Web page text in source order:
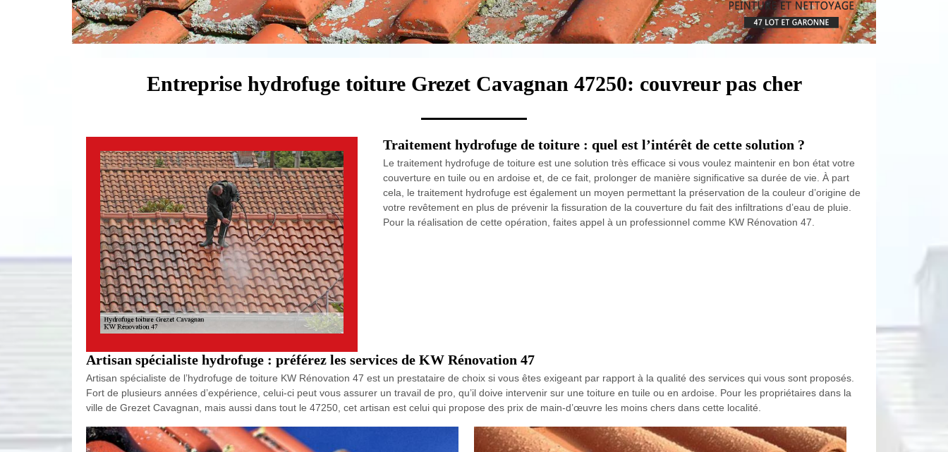
Entreprise hydrofuge toiture Grezet Cavagnan 47250: couvreur pas cher
Traitement hydrofuge de toiture : quel est l’intérêt de cette solution ?
Le traitement hydrofuge de toiture est une solution très efficace si vous voulez maintenir en bon état votre
couverture en tuile ou en ardoise et, de ce fait, prolonger de manière significative sa durée de vie. À part
cela, le traitement hydrofuge est également un moyen permettant la préservation de la couleur d’origine de
votre revêtement en plus de prévenir la fissuration de la couverture du fait des infiltrations d’eau de pluie.
Pour la réalisation de cette opération, faites appel à un professionnel comme KW Rénovation 47.
Artisan spécialiste hydrofuge : préférez les services de KW Rénovation 47
Artisan spécialiste de l’hydrofuge de toiture KW Rénovation 47 est un prestataire de choix si vous êtes exigeant par rapport à la qualité des services qui vous sont proposés.
Fort de plusieurs années d’expérience, celui-ci peut vous assurer un travail de pro, qu’il doive intervenir sur une toiture en tuile ou en ardoise. Pour les propriétaires dans la
ville de Grezet Cavagnan, mais aussi dans tout le 47250, cet artisan est celui qui propose des prix de main-d’œuvre les moins chers dans cette localité.